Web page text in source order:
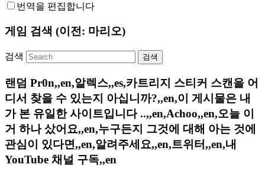
번역을 편집합니다
게임 검색 (이전: 마리오)
검색
랜덤 Pr0n,,en,알렉스,,es,카트리지 스티커 스캔을 어
디서 찾을 수 있는지 아십니까?,,en,이 게시물은 내
가 본 유일한 사이트입니다 ..,,en,Achoo,,en,오늘 이
거 하나 샀어요,,en,누구든지 그것에 대해 아는 것에
관심이 있다면,,en,알려주세요,,en,트위터,,en,내
YouTube 채널 구독,,en